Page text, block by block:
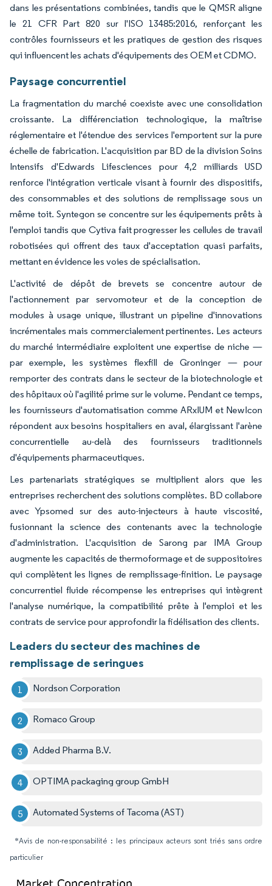
dans les présentations combinées, tandis que le QMSR aligne
le 21 CFR Part 820 sur l'ISO 13485:2016, renforçant les
contrôles fournisseurs et les pratiques de gestion des risques
qui influencent les achats d'équipements des OEM et CDMO.
Paysage concurrentiel
La fragmentation du marché coexiste avec une consolidation
croissante. La différenciation technologique, la maîtrise
réglementaire et l'étendue des services l'emportent sur la pure
échelle de fabrication. L'acquisition par BD de la division Soins
Intensifs d'Edwards Lifesciences pour 4,2 milliards USD
renforce l'intégration verticale visant à fournir des dispositifs,
des consommables et des solutions de remplissage sous un
même toit. Syntegon se concentre sur les équipements prêts à
l'emploi tandis que Cytiva fait progresser les cellules de travail
robotisées qui offrent des taux d'acceptation quasi parfaits,
mettant en évidence les voies de spécialisation.
L'activité de dépôt de brevets se concentre autour de
l'actionnement par servomoteur et de la conception de
modules à usage unique, illustrant un pipeline d'innovations
incrémentales mais commercialement pertinentes. Les acteurs
du marché intermédiaire exploitent une expertise de niche —
par exemple, les systèmes flexfill de Groninger — pour
remporter des contrats dans le secteur de la biotechnologie et
des hôpitaux où l'agilité prime sur le volume. Pendant ce temps,
les fournisseurs d'automatisation comme ARxIUM et NewIcon
répondent aux besoins hospitaliers en aval, élargissant l'arène
concurrentielle au-delà des fournisseurs traditionnels
d'équipements pharmaceutiques.
Les partenariats stratégiques se multiplient alors que les
entreprises recherchent des solutions complètes. BD collabore
avec Ypsomed sur des auto-injecteurs à haute viscosité,
fusionnant la science des contenants avec la technologie
d'administration. L'acquisition de Sarong par IMA Group
augmente les capacités de thermoformage et de suppositoires
qui complètent les lignes de remplissage-finition. Le paysage
concurrentiel fluide récompense les entreprises qui intègrent
l'analyse numérique, la compatibilité prête à l'emploi et les
contrats de service pour approfondir la fidélisation des clients.
Leaders du secteur des machines de
remplissage de seringues
Nordson Corporation
Romaco Group
Added Pharma B.V.
OPTIMA packaging group GmbH
Automated Systems of Tacoma (AST)
*Avis de non-responsabilité : les principaux acteurs sont triés sans ordre
particulier